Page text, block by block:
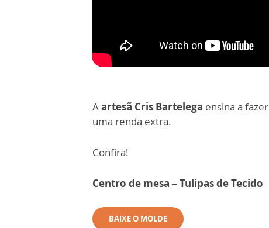
Aartesã Cris Bartelega ensina a fazer
uma renda extra.
Confira!
Centro de mesa – Tulipas de Tecido
BAIXE O MOLDE